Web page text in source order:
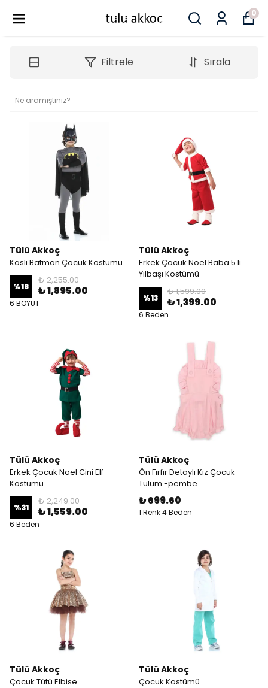
0
Filtrele Sırala
Tülü Akkoç
Kaslı Batman Çocuk Kostümü
%16
₺ 2,255.00
₺ 1,895.00
6 BOYUT
Tülü Akkoç
Erkek Çocuk Noel Baba 5 li
Yılbaşı Kostümü
%13
₺ 1,599.00
₺ 1,399.00
6 Beden
Tülü Akkoç
Erkek Çocuk Noel Cini Elf
Kostümü
%31
₺ 2,249.00
₺ 1,559.00
6 Beden
Tülü Akkoç
Ön Fırfır Detaylı Kız Çocuk
Tulum -pembe
₺ 699.60
1 Renk 4 Beden
Tülü Akkoç
Çocuk Tütü Elbise
Tülü Akkoç
Çocuk Kostümü